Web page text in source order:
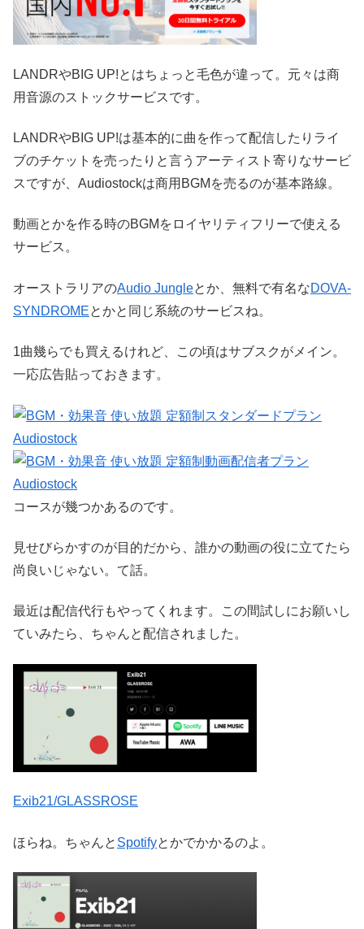
LANDRやBIG UP!とはちょっと毛色が違って。元々は商
用音源のストックサービスです。
LANDRやBIG UP!は基本的に曲を作って配信したりライ
ブのチケットを売ったりと言うアーティスト寄りなサービ
スですが、Audiostockは商用BGMを売るのが基本路線。
動画とかを作る時のBGMをロイヤリティフリーで使える
サービス。
オーストラリアのAudio Jungleとか、無料で有名なDOVA-
SYNDROMEとかと同じ系統のサービスね。
1曲幾らでも買えるけれど、この頃はサブスクがメイン。
一応広告貼っておきます。
コースが幾つかあるのです。
見せびらかすのが目的だから、誰かの動画の役に立てたら
尚良いじゃない。て話。
最近は配信代行もやってくれます。この間試しにお願いし
ていみたら、ちゃんと配信されました。
Exib21/GLASSROSE
ほらね。ちゃんと Spotifyとかでかかるのよ。